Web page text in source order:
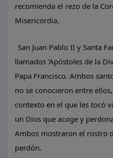
recomienda el rezo de la
Misericordia.
San Juan Pablo II y Santa
llamados ‘Apóstoles de la
Papa Francisco. Ambos
no se conocieron entre
contexto en el que les tocó
un Dios que acoge y
Ambos mostraron el rostro
perdón.